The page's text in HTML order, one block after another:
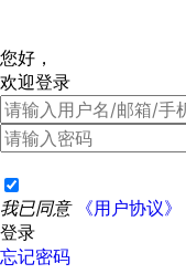
您好，
欢迎登录
我已同意 《用户协议》
登录
忘记密码